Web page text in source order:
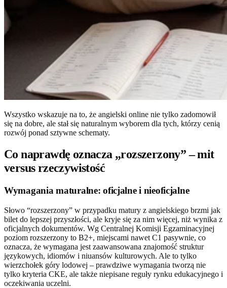
Wszystko wskazuje na to, że angielski online nie tylko zadomowił
się na dobre, ale stał się naturalnym wyborem dla tych, którzy cenią
rozwój ponad sztywne schematy.
Co naprawdę oznacza „rozszerzony” – mit
versus rzeczywistość
Wymagania maturalne: oficjalne i nieoficjalne
Słowo “rozszerzony” w przypadku matury z angielskiego brzmi jak
bilet do lepszej przyszłości, ale kryje się za nim więcej, niż wynika z
oficjalnych dokumentów. Wg Centralnej Komisji Egzaminacyjnej
poziom rozszerzony to B2+, miejscami nawet C1 pasywnie, co
oznacza, że wymagana jest zaawansowana znajomość struktur
językowych, idiomów i niuansów kulturowych. Ale to tylko
wierzchołek góry lodowej – prawdziwe wymagania tworzą nie
tylko kryteria CKE, ale także niepisane reguły rynku edukacyjnego i
oczekiwania uczelni.